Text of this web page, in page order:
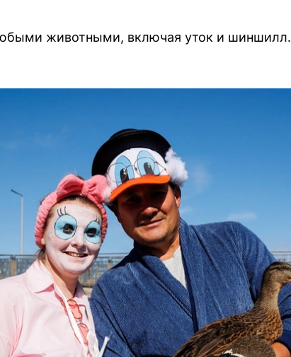
животными, включая уток и шиншилл.